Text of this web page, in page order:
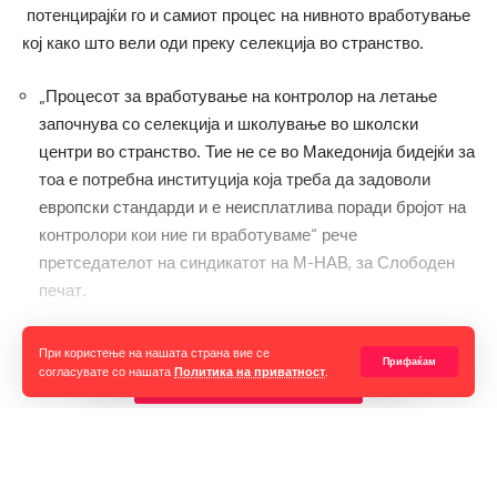
При користење на нашата страна вие се
согласувате со нашата Политика на приватност
Прифаќам
потенцирајќи го и самиот процес на нивното вработување
кој како што вели оди преку селекција во странство.
„Процесот за вработување на контролор на летање
започнува со селекција и школување во школски
центри во странство. Тие не се во Македонија бидејќи за
тоа е потребна институција која треба да задоволи
европски стандарди и е неисплатлива поради бројот на
контролори кои ние ги вработуваме“ рече
претседателот на синдикатот на М-НАВ, за Слободен
печат.
Тасевски раскажа дека самиот школувањето го започнал
во Белград, каде што полагал 18 предмети, но постојано
низ годините има обуки.
Прочитај ја целата вест